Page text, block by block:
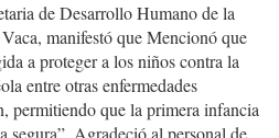
de Desarrollo Humano de la
manifestó que Mencionó que
a proteger a los niños contra la
entre otras enfermedades
permitiendo que la primera infancia
segura”. Agradeció al personal de